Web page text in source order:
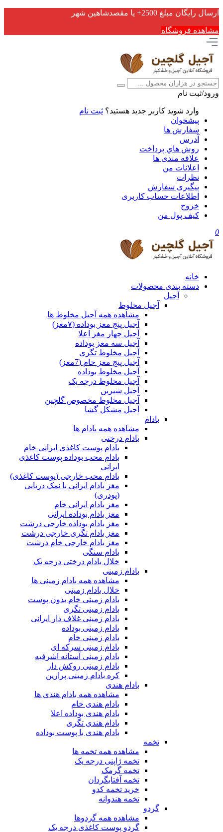
ارسال رایگان مبلغ 2500+ یا مقصدشاهین شهر
مشاهده فروشگاه
ورود/ثبت نام
وارد شوید کاربر جدید هستید؟ ثبت نام
پیشخوان
سفارش ها
آدرس
روش هاي پرداخت
علاقه مندی ها
اعلانات من
نظرات
پیگیری سفارش
اطلاعات حساب كاربری
خروج
کیف پول من
0
خانه
دسته بندی محصولات
آجیل
آجیل مخلوط
مشاهده همه آجیل مخلوط ها
آجیل پنج مغز بوداده (۷مغز)
آجیل چهار مغز اعلا
آجیل سه مغز بوداده
آجیل مخلوط تگری
آجیل پنج مغز خام (7مغز)
آجیل مخلوط بوداده
آجیل مخلوط درجه یک
آجیل شیرین
آجیل مخلوط مخصوص گلچین
آجیل مشکل گشا
بادام
مشاهده همه بادام ها
بادام درختی
بادام پوست کاغذی ایرانی خام
بادام محب بوداده پوست کاغذی
ایرانی
بادام محب خارجی (پوست کاغذی)
مغز بادام ایرانی با نمک دریایی
(پودری)
مغز بادام ایرانی خام
مغز بادام بوداده ایرانی
مغز بادام بوداده خارجی درشت
مغز بادام تگری خارجی درشت
مغز بادام خارجی خام درشت
بادام سنگی
خلال بادام درختی درجه یک
بادام زمینی
مشاهده همه بادام زمینی ها
خلال بادام زمینی
بادام زمینی خام بدون پوست
بادام زمینی تگری
بادام زمینی غلاف دار ایرانی
بادام زمینی بوداده
بادام زمینی خام
بادام زمینی سرکه ای
بادام زمینی آستانه اشرفیه
بادام زمینی روکش دار
کره بادام زمینی پرارین
بادام هندی
مشاهده همه بادام هندی ها
بادام هندی خام
بادام هندی بوداده اعلا
بادام هندی تگری
بادام هندی با پوست بوداده
تخمه
مشاهده همه تخمه ها
تخمه ژاپنی درجه یک
تخمه گرمک
تخمه آفتابگردان
خرید تخمه کدو
تخمه هندوانه
گردو
مشاهده همه گردوها
گردو پوست کاغذی درجه یک